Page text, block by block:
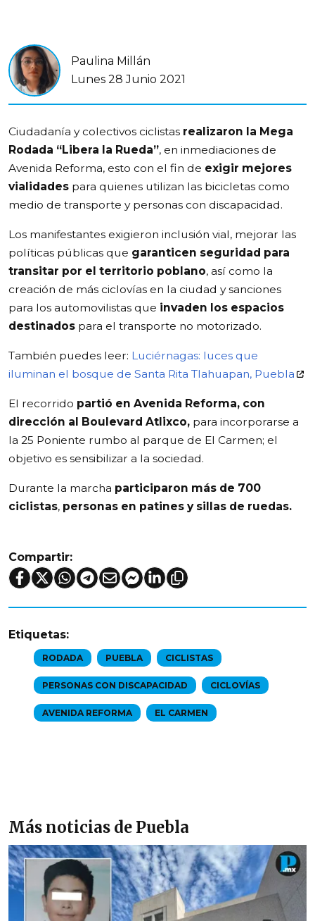
Paulina Millán
Lunes 28 Junio 2021
Ciudadanía y colectivos ciclistas realizaron la Mega
Rodada “Libera la Rueda”, en inmediaciones de
Avenida Reforma, esto con el fin de exigir mejores
vialidades para quienes utilizan las bicicletas como
medio de transporte y personas con discapacidad.
Los manifestantes exigieron inclusión vial, mejorar las
políticas públicas que garanticen seguridad para
transitar por el territorio poblano, así como la
creación de más ciclovías en la ciudad y sanciones
para los automovilistas que invaden los espacios
destinados para el transporte no motorizado.
También puedes leer: Luciérnagas: luces que
iluminan el bosque de Santa Rita Tlahuapan, Puebla
El recorrido partió en Avenida Reforma, con
dirección al Boulevard Atlixco, para incorporarse a
la 25 Poniente rumbo al parque de El Carmen; el
objetivo es sensibilizar a la sociedad.
Durante la marcha participaron más de 700
ciclistas, personas en patines y sillas de ruedas.
Compartir:
Etiquetas:
RODADA PUEBLA CICLISTAS
PERSONAS CON DISCAPACIDAD CICLOVÍAS
AVENIDA REFORMA EL CARMEN
Más noticias de Puebla